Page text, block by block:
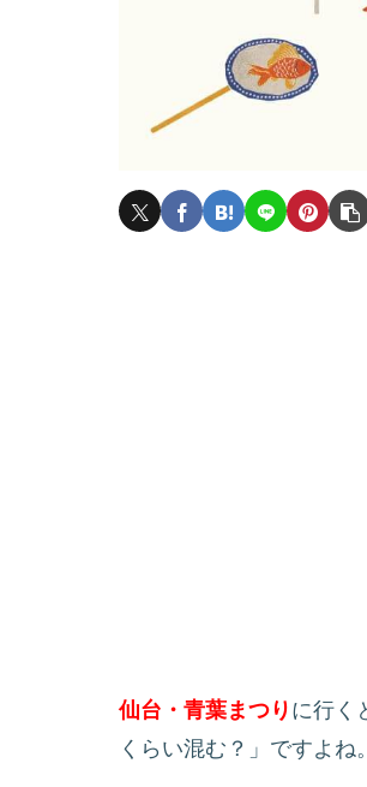
仙台・青葉まつり に行く
くらい混む？」ですよね。